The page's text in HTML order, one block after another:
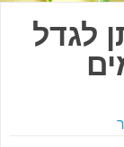
לגדל